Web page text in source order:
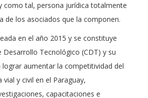
como tal, persona jurídica totalmente
de los asociados que la componen.
en el año 2015 y se constituye
Tecnológico (CDT) y su
lograr aumentar la competitividad del
vial y civil en el Paraguay,
capacitaciones e